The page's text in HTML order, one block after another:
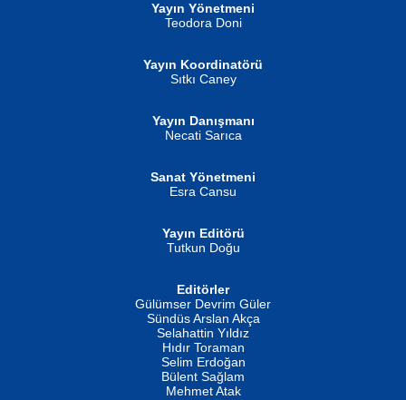
İSMAİL OKUTAN
Erkeklerin Kahrolması Ne Demektir
Evvel Zaman Tanrıçası...
Yayın Yönetmeni
Teodora Doni
Yayın Koordinatörü
Sıtkı Caney
Yayın Danışmanı
Necati Sarıca
Sanat Yönetmeni
Esra Cansu
Yayın Editörü
Tutkun Doğu
Editörler
Gülümser Devrim Güler
Sündüs Arslan Akça
Selahattin Yıldız
Hıdır Toraman
Selim Erdoğan
Bülent Sağlam
Mehmet Atak